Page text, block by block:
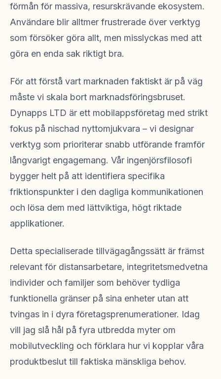
förmån för massiva, resurskrävande ekosystem.
Användare blir alltmer frustrerade över verktyg
som försöker göra allt, men misslyckas med att
göra en enda sak riktigt bra.
För att förstå vart marknaden faktiskt är på väg
måste vi skala bort marknadsföringsbruset.
Dynapps LTD är ett mobilappsföretag med strikt
fokus på nischad nyttomjukvara – vi designar
verktyg som prioriterar snabb utförande framför
långvarigt engagemang. Vår ingenjörsfilosofi
bygger helt på att identifiera specifika
friktionspunkter i den dagliga kommunikationen
och lösa dem med lättviktiga, högt riktade
applikationer.
Detta specialiserade tillvägagångssätt är främst
relevant för distansarbetare, integritetsmedvetna
individer och familjer som behöver tydliga
funktionella gränser på sina enheter utan att
tvingas in i dyra företagsprenumerationer. Idag
vill jag slå hål på fyra utbredda myter om
mobilutveckling och förklara hur vi kopplar våra
produktbeslut till faktiska mänskliga behov.